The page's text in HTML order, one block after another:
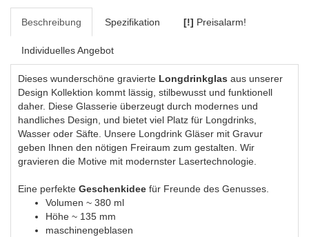
Beschreibung Spezifikation [!] Preisalarm!
Individuelles Angebot
Dieses wunderschöne gravierte Longdrinkglas aus unserer
Design Kollektion kommt lässig, stilbewusst und funktionell
daher. Diese Glasserie überzeugt durch modernes und
handliches Design, und bietet viel Platz für Longdrinks,
Wasser oder Säfte. Unsere Longdrink Gläser mit Gravur
geben Ihnen den nötigen Freiraum zum gestalten. Wir
gravieren die Motive mit modernster Lasertechnologie.
Eine perfekte Geschenkidee für Freunde des Genusses.
Volumen ~ 380 ml
Höhe ~ 135 mm
maschinengeblasen